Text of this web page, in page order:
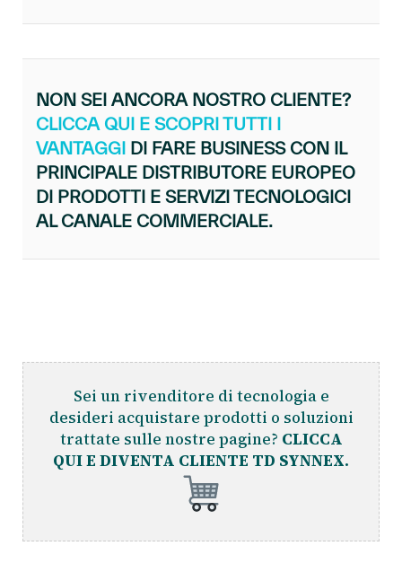
NON SEI ANCORA NOSTRO CLIENTE?
CLICCA QUI E SCOPRI TUTTI I
VANTAGGI DI FARE BUSINESS CON IL
PRINCIPALE DISTRIBUTORE EUROPEO
DI PRODOTTI E SERVIZI TECNOLOGICI
AL CANALE COMMERCIALE.
Sei un rivenditore di tecnologia e
desideri acquistare prodotti o soluzioni
trattate sulle nostre pagine? CLICCA
QUI E DIVENTA CLIENTE TD SYNNEX.